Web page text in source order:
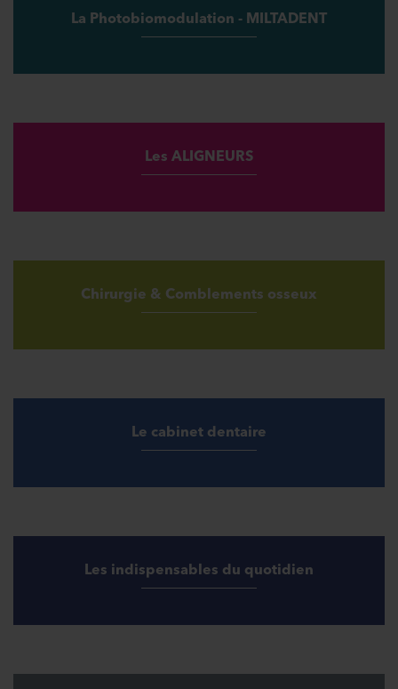
La Photobiomodulation - MILTADENT
Les ALIGNEURS
Chirurgie & Comblements osseux
Le cabinet dentaire
Les indispensables du quotidien